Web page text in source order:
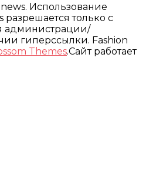
Использование
разрешается только с
администрации/
гиперссылки. Fashion
Themes.Сайт работает